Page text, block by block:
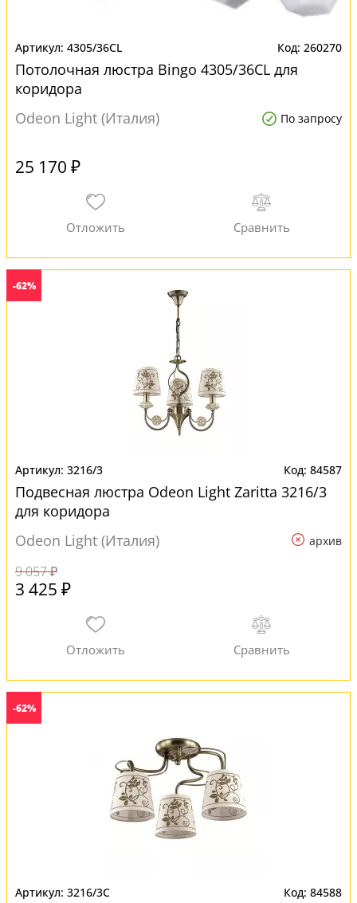
4305/36CL 260270
Потолочная люстра Bingo 4305/36CL для
коридора
Odeon Light (Италия)
По запросу
25 170 ₽
-62%
3216/3 84587
Подвесная люстра Odeon Light Zaritta 3216/3
для коридора
Odeon Light (Италия)
архив
9 057 ₽
3 425 ₽
-62%
3216/3C 84588